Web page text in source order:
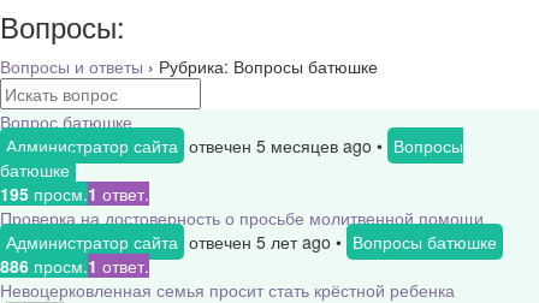
Вопросы:
Вопросы и ответы › Рубрика: Вопросы батюшке
Вопрос батюшке
Администратор сайта отвечен 5 месяцев ago • Вопросы
батюшке
195 просм.1 ответ.
Проверка на достоверность о просьбе молитвенной помощи
Администратор сайта отвечен 5 лет ago • Вопросы батюшке
886 просм.1 ответ.
Невоцерковленная семья просит стать крёстной ребенка